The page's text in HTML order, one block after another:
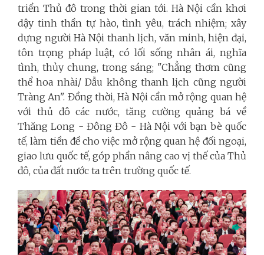
triển Thủ đô trong thời gian tới. Hà Nội cần khơi
dậy tinh thần tự hào, tình yêu, trách nhiệm; xây
dựng người Hà Nội thanh lịch, văn minh, hiện đại,
tôn trọng pháp luật, có lối sống nhân ái, nghĩa
tình, thủy chung, trong sáng; "Chẳng thơm cũng
thể hoa nhài/ Dẫu không thanh lịch cũng người
Tràng An". Đồng thời, Hà Nội cần mở rộng quan hệ
với thủ đô các nước, tăng cường quảng bá về
Thăng Long - Đông Đô - Hà Nội với bạn bè quốc
tế, làm tiền đề cho việc mở rộng quan hệ đối ngoại,
giao lưu quốc tế, góp phần nâng cao vị thế của Thủ
đô, của đất nước ta trên trường quốc tế.